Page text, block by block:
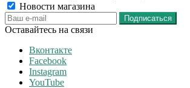
Новости магазина
Оставайтесь на связи
Вконтакте
Facebook
Instagram
YouTube